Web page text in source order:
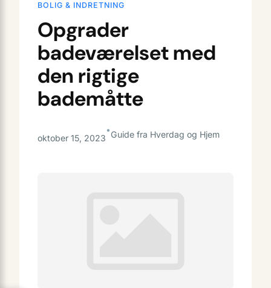
BOLIG & INDRETNING
Opgrader
badeværelset med
den rigtige
bademåtte
oktober 15, 2023
•Guide fra Hverdag og Hjem